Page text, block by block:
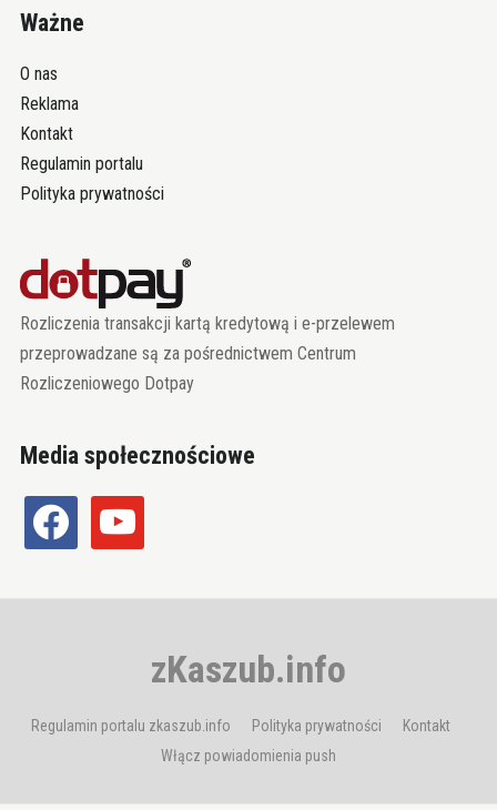
Ważne
O nas
Reklama
Kontakt
Regulamin portalu
Polityka prywatności
Rozliczenia transakcji kartą kredytową i e-przelewem
przeprowadzane są za pośrednictwem Centrum
Rozliczeniowego Dotpay
Media społecznościowe
facebook youtube
zKaszub.info
Regulamin portalu zkaszub.info Polityka prywatności
Kontakt
Włącz powiadomienia push